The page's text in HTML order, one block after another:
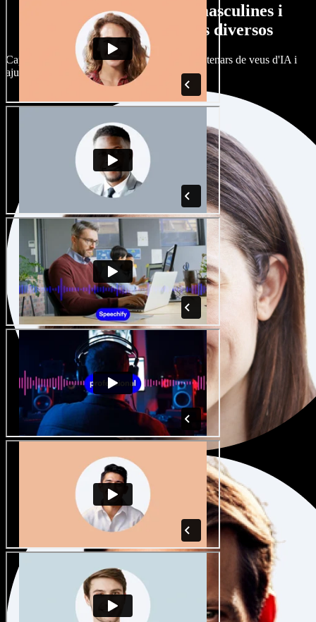
Gran varietat de veus masculines i
femenines amb accents diversos
Cap projecte ha de sonar igual. Tria entre centenars de veus d'IA i
ajusta'n l’accent.